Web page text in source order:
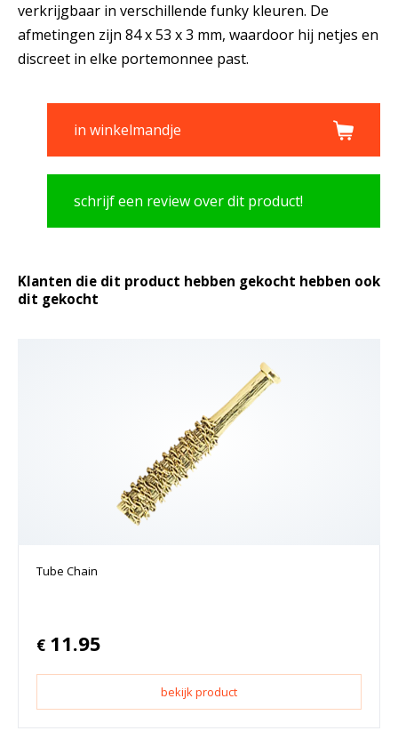
verkrijgbaar in verschillende funky kleuren. De
afmetingen zijn 84 x 53 x 3 mm, waardoor hij netjes en
discreet in elke portemonnee past.
in winkelmandje
schrijf een review over dit product!
Klanten die dit product hebben gekocht hebben ook
dit gekocht
Tube Chain
€ 11.95
bekijk product